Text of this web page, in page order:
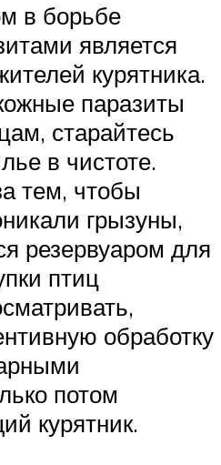
в борьбе
является
курятника.
паразиты
старайтесь
в чистоте.
тем, чтобы
грызуны,
резервуаром для
птиц
обработку
потом
курятник.